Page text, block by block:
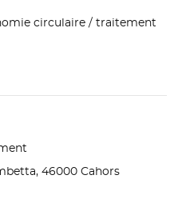
circulaire / traitement
46000 Cahors